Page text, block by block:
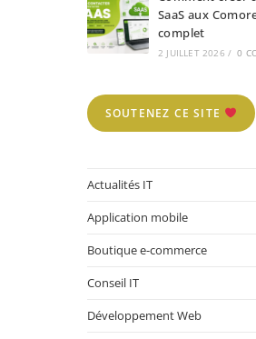
SaaS aux
complet
2 JUILLET 2026 / 0
SOUTENEZ CE SITE
Actualités IT
Application mobile
Boutique e-commerce
Conseil IT
Développement Web